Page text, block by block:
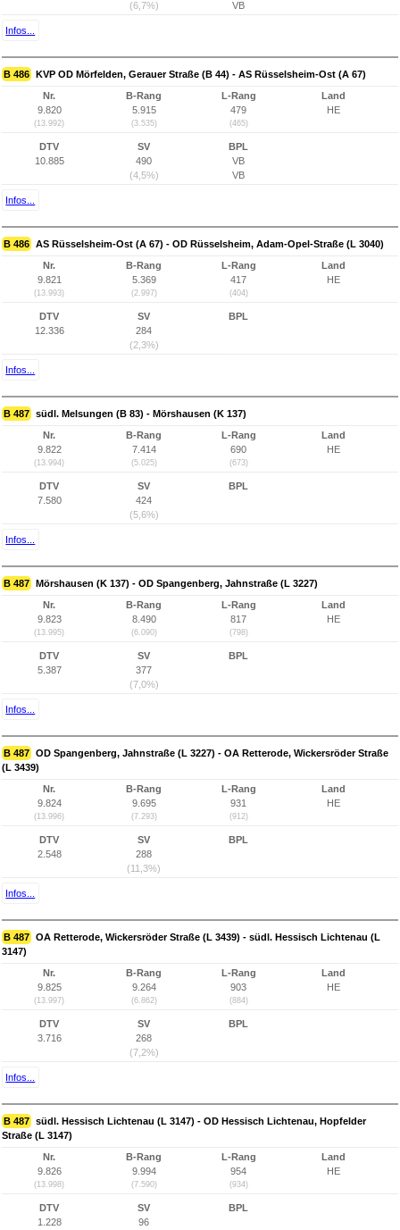
(6,7%)
VB
Infos...
B 486 KVP OD Mörfelden, Gerauer Straße (B 44) - AS Rüsselsheim-Ost (A 67)
Nr.
9.820
(13.992)
B-Rang
5.915
(3.535)
L-Rang
479
(465)
Land
HE
DTV
10.885
SV
490
(4,5%)
BPL
VB
VB
Infos...
B 486 AS Rüsselsheim-Ost (A 67) - OD Rüsselsheim, Adam-Opel-Straße (L 3040)
Nr.
9.821
(13.993)
B-Rang
5.369
(2.997)
L-Rang
417
(404)
Land
HE
DTV
12.336
SV
284
(2,3%)
BPL
Infos...
B 487 südl. Melsungen (B 83) - Mörshausen (K 137)
Nr.
9.822
(13.994)
B-Rang
7.414
(5.025)
L-Rang
690
(673)
Land
HE
DTV
7.580
SV
424
(5,6%)
BPL
Infos...
B 487 Mörshausen (K 137) - OD Spangenberg, Jahnstraße (L 3227)
Nr.
9.823
(13.995)
B-Rang
8.490
(6.090)
L-Rang
817
(798)
Land
HE
DTV
5.387
SV
377
(7,0%)
BPL
Infos...
B 487 OD Spangenberg, Jahnstraße (L 3227) - OA Retterode, Wickersröder Straße
(L 3439)
Nr.
9.824
(13.996)
B-Rang
9.695
(7.293)
L-Rang
931
(912)
Land
HE
DTV
2.548
SV
288
(11,3%)
BPL
Infos...
B 487 OA Retterode, Wickersröder Straße (L 3439) - südl. Hessisch Lichtenau (L
3147)
Nr.
9.825
(13.997)
B-Rang
9.264
(6.862)
L-Rang
903
(884)
Land
HE
DTV
3.716
SV
268
(7,2%)
BPL
Infos...
B 487 südl. Hessisch Lichtenau (L 3147) - OD Hessisch Lichtenau, Hopfelder
Straße (L 3147)
Nr.
9.826
(13.998)
B-Rang
9.994
(7.590)
L-Rang
954
(934)
Land
HE
DTV
1.228
SV
96
BPL